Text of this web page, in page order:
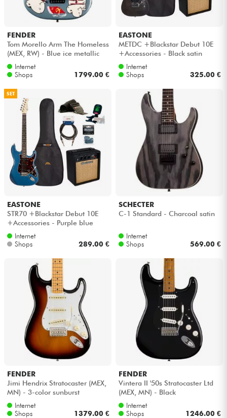
FENDER
Tom Morello Arm The Homeless
(MEX, RW) - Blue ice metallic
Internet
Shops
1799.00 €
EASTONE
METDC +Blackstar Debut 10E
+Accessories - Black satin
Internet
Shops
325.00 €
SET
EASTONE
STR70 +Blackstar Debut 10E
+Accessories - Purple blue
Internet
Shops
289.00 €
SCHECTER
C-1 Standard - Charcoal satin
Internet
Shops
569.00 €
FENDER
Jimi Hendrix Stratocaster (MEX,
MN) - 3-color sunburst
Internet
Shops
1379.00 €
FENDER
Vintera II '50s Stratocaster Ltd
(MEX, MN) - Black
Internet
Shops
1246.00 €